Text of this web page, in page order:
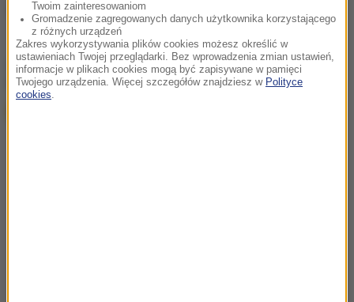
Źródło: Onet/ RMF FM
chcesz widzieć więcej artykułów od RMF24?dodaj w
Google
Twoim zainteresowaniom
Gromadzenie zagregowanych danych użytkownika korzystającego
z różnych urządzeń
Zakres wykorzystywania plików cookies możesz określić w
ustawieniach Twojej przeglądarki. Bez wprowadzenia zmian ustawień,
informacje w plikach cookies mogą być zapisywane w pamięci
Twojego urządzenia. Więcej szczegółów znajdziesz w Polityce
cookies.